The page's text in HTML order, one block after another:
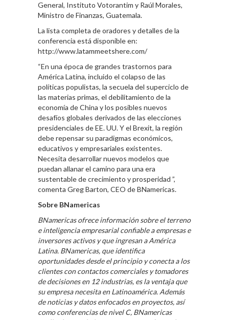
General, Instituto Votorantim y Raúl Morales,
Ministro de Finanzas, Guatemala.
La lista completa de oradores y detalles de la
conferencia está disponible en:
http://www.latammeetshere.com/
“En una época de grandes trastornos para
América Latina, incluido el colapso de las
políticas populistas, la secuela del superciclo de
las materias primas, el debilitamiento de la
economía de China y los posibles nuevos
desafíos globales derivados de las elecciones
presidenciales de EE. UU. Y el Brexit, la región
debe repensar su paradigmas económicos,
educativos y empresariales existentes.
Necesita desarrollar nuevos modelos que
puedan allanar el camino para una era
sustentable de crecimiento y prosperidad ”,
comenta Greg Barton, CEO de BNamericas.
Sobre BNamericas
BNamericas ofrece información sobre el terreno
e inteligencia empresarial confiable a empresas e
inversores activos y que ingresan a América
Latina. BNamericas, que identifica
oportunidades desde el principio y conecta a los
clientes con contactos comerciales y tomadores
de decisiones en 12 industrias, es la ventaja que
su empresa necesita en Latinoamérica. Además
de noticias y datos enfocados en proyectos, así
como conferencias de nivel C, BNamericas